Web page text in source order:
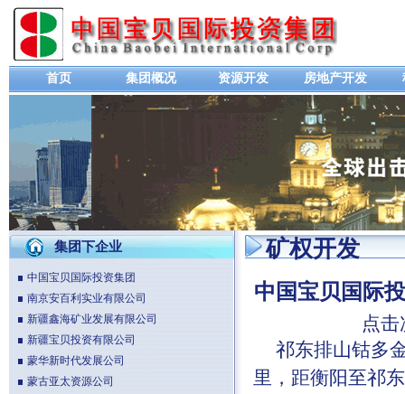
首页 集团概况 资源开发 房地产开发
集团下企业
中国宝贝国际投资集团
南京安百利实业有限公司
新疆鑫海矿业发展有限公司
新疆宝贝投资有限公司
蒙华新时代发展公司
蒙古亚太资源公司
矿权开发
中国宝贝国际
点
祁东排山钴多
里，距衡阳至祁